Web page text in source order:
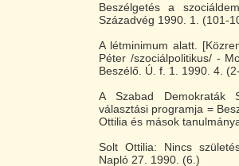
Beszélgetés a
Századvég 1990. 1. (101-
A létminimum alatt.
Péter /szociálpolitikus/ -
Beszélő. Ú. f. 1. 1990. 4.
A Szabad Demokraták
választási programja =
Ottilia és mások
Solt Ottilia: Nincs
Napló 27. 1990. (6.)